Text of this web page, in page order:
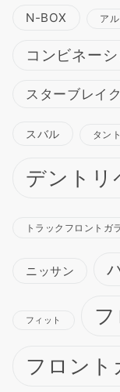
N-BOX ア
コンビネー
スターブレイク
スバル タント
デントリ
トラックフロントガ
ニッサン
フィット
フロント